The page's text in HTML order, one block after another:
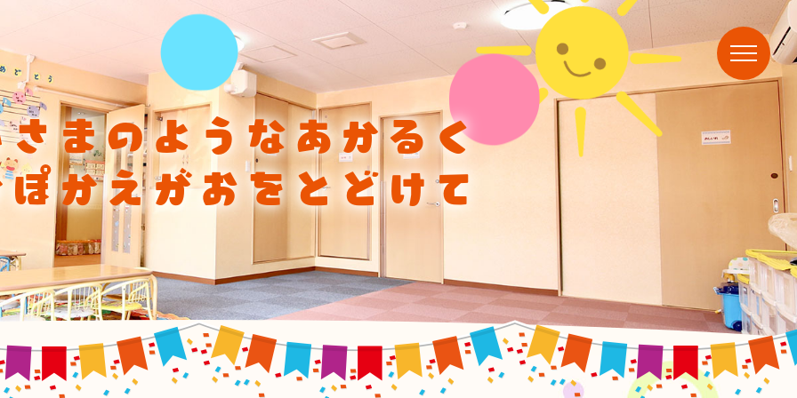
さまのようなあかるく
かえがおをとどけて